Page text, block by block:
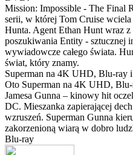
Mission: Impossible - The Final
serii, w której Tom Cruise wciela
Hunta. Agent Ethan Hunt wraz z
poszukiwania Entity - sztucznej
wywiadowcze całego świata.
świat, który znamy.
Superman na 4K UHD, Blu-ray
Oto Superman na 4K UHD,
Jamesa Gunna – kinowy hit
DC. Mieszanka zapierającej
wzruszeń. Superman Gunna
zakorzenioną wiarą w dobro
Blu-ray